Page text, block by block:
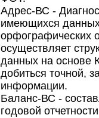
Адрес-ВС -
имеющихся
орфографических
осуществляет
данных на основе
добиться точной,
информации.
Баланс-ВС -
годовой